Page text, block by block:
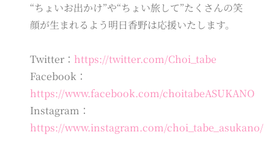
“ちょいお出かけ”や“ちょい旅して”たくさんの笑
顔が生まれるよう明日香野は応援いたします。
Twitter： https://twitter.com/Choi_tabe
Facebook：
https://www.facebook.com/choitabeASUKANO
Instagram：
https://www.instagram.com/choi_tabe_asukano/